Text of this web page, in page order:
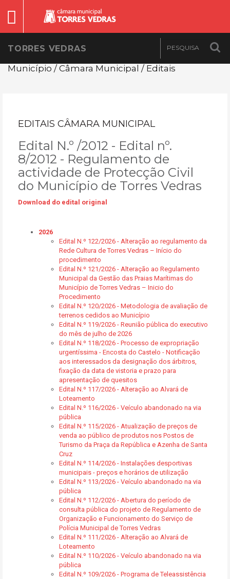
TORRES VEDRAS
Município / Câmara Municipal / Editais
EDITAIS CÂMARA MUNICIPAL
Edital N.º /2012 - Edital nº.
8/2012 - Regulamento de
actividade de Protecção Civil
do Município de Torres Vedras
Download do edital original
2026
Edital N.º 122/2026 - Alteração ao regulamento da
Rede Cultura de Torres Vedras – Início do
procedimento
Edital N.º 121/2026 - Alteração ao Regulamento
Municipal da Gestão das Praias Marítimas do
Município de Torres Vedras – Inicio do
Procedimento
Edital N.º 120/2026 - Metodologia de avaliação de
terrenos cedidos ao Município
Edital N.º 119/2026 - Reunião pública do executivo
do mês de julho de 2026
Edital N.º 118/2026 - Processo de expropriação
urgentíssima - Encosta do Castelo - Notificação
aos interessados da designação dos árbitros,
fixação da data de vistoria e prazo para
apresentação de quesitos
Edital N.º 117/2026 - Alteração ao Alvará de
Loteamento
Edital N.º 116/2026 - Veículo abandonado na via
pública
Edital N.º 115/2026 - Atualização de preços de
venda ao público de produtos nos Postos de
Turismo da Praça da República e Azenha de Santa
Cruz
Edital N.º 114/2026 - Instalações desportivas
municipais - preços e horários de utilização
Edital N.º 113/2026 - Veículo abandonado na via
pública
Edital N.º 112/2026 - Abertura do período de
consulta pública do projeto de Regulamento de
Organização e Funcionamento do Serviço de
Polícia Municipal de Torres Vedras
Edital N.º 111/2026 - Alteração ao Alvará de
Loteamento
Edital N.º 110/2026 - Veículo abandonado na via
pública
Edital N.º 109/2026 - Programa de Teleassistência